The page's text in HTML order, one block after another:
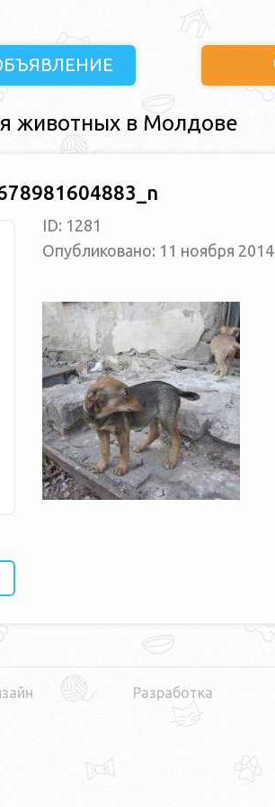
животных в Молдове
ID: 1281
Опубликовано: 11 ноября 2014
Разработка